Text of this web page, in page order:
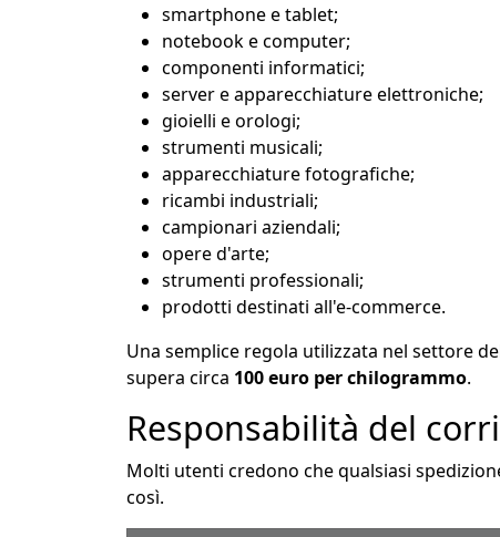
smartphone e tablet;
notebook e computer;
componenti informatici;
server e apparecchiature elettroniche;
gioielli e orologi;
strumenti musicali;
apparecchiature fotografiche;
ricambi industriali;
campionari aziendali;
opere d'arte;
strumenti professionali;
prodotti destinati all'e-commerce.
Una semplice regola utilizzata nel settore
supera circa 100 euro per chilogrammo.
Responsabilità del
Molti utenti credono che qualsiasi
così.